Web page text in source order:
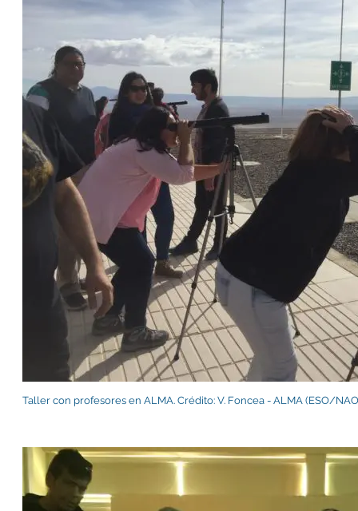
Taller con profesores en ALMA. Crédito: V. Foncea - ALMA (ESO/